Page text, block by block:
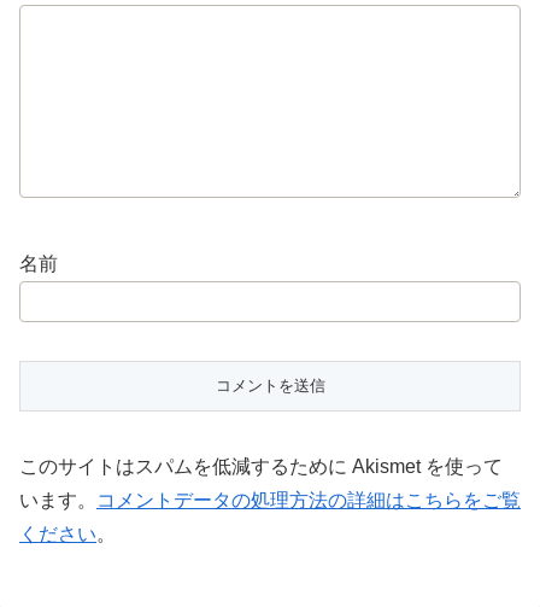
名前
このサイトはスパムを低減するために Akismet を使って
います。
コメントデータの処理方法の詳細はこちらをご覧
ください。